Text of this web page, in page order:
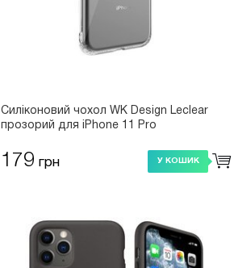
Силіконовий чохол WK Design Leclear
прозорий для iPhone 11 Pro
179 грн У КОШИК